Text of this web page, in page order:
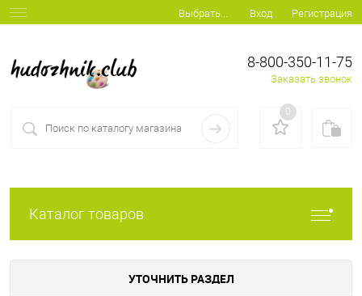
Выбрать... Вход Регистрация
8-800-350-11-75
Заказать звонок
0
Каталог товаров
УТОЧНИТЬ РАЗДЕЛ